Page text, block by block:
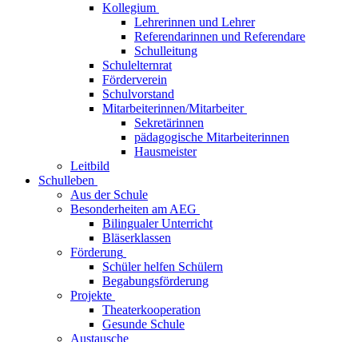
Kollegium
Lehrerinnen und Lehrer
Referendarinnen und Referendare
Schulleitung
Schulelternrat
Förderverein
Schulvorstand
Mitarbeiterinnen/Mitarbeiter
Sekretärinnen
pädagogische Mitarbeiterinnen
Hausmeister
Leitbild
Schulleben
Aus der Schule
Besonderheiten am AEG
Bilingualer Unterricht
Bläserklassen
Förderung
Schüler helfen Schülern
Begabungsförderung
Projekte
Theaterkooperation
Gesunde Schule
Austausche